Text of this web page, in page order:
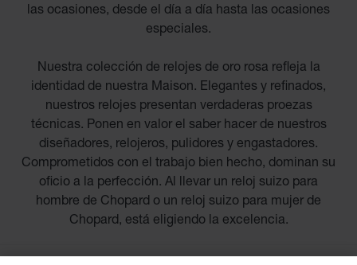
las ocasiones, desde el día a día hasta las ocasiones
especiales.
Nuestra colección de relojes de oro rosa refleja la
identidad de nuestra Maison. Elegantes y refinados,
nuestros relojes presentan verdaderas proezas
técnicas. Ponen en valor el saber hacer de nuestros
diseñadores, relojeros, pulidores y engastadores.
Comprometidos con el trabajo bien hecho, dominan su
oficio a la perfección. Al llevar un reloj suizo para
hombre de Chopard o un reloj suizo para mujer de
Chopard, está eligiendo la excelencia.